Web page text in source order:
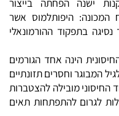
-
הפחתה בייצור
היפותלמוס אשר
בתפקוד ההורמונאלי